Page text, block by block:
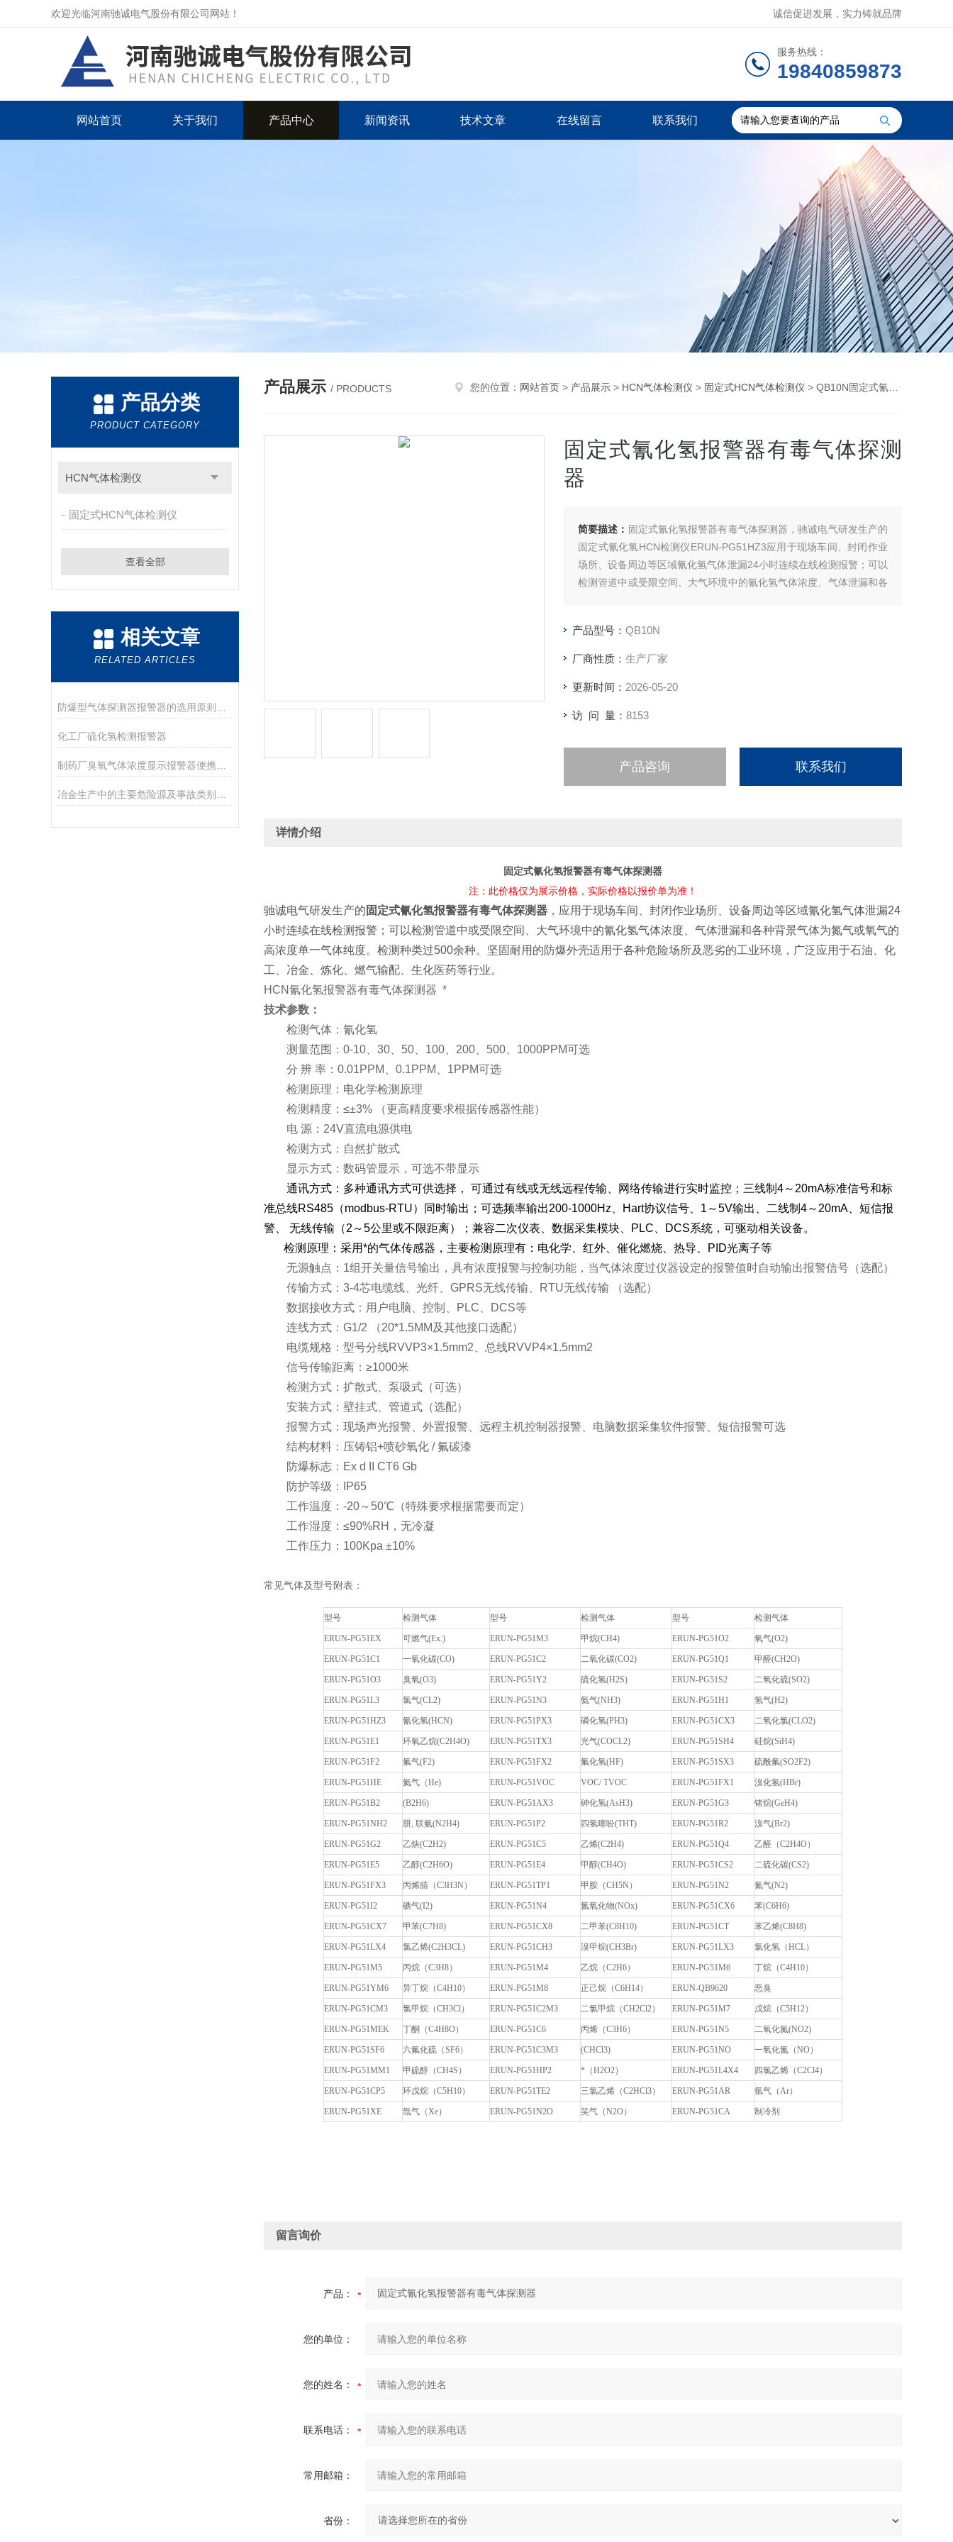
欢迎光临河南驰诚电气股份有限公司网站！ 诚信促进发展，实力铸就品牌
服务热线：
19840859873
网站首页 关于我们 产品中心 新闻资讯 技术文章 在线留言 联系我们
产品分类
PRODUCT CATEGORY
HCN气体检测仪
固定式HCN气体检测仪
查看全部
相关文章
RELATED ARTICLES
化工厂硫化氢检测报警器
制药厂臭氧气体浓度显示报警器便携式怎样使用更安全？
产品展示 / PRODUCTS 您的位置： 网站首页 > 产品展示 > HCN气体检测仪 > 固定式HCN气体检测仪 > QB10N固定式氰化氢报警器有毒气体探测器
固定式氰化氢报警器有毒气体探测
器
简要描述： 固定式氰化氢报警器有毒气体探测器，驰诚电气研发生产的
固定式氰化氢HCN检测仪ERUN-PG51HZ3应用于现场车间、封闭作业
场所、设备周边等区域氰化氢气体泄漏24小时连续在线检测报警；可以
检测管道中或受限空间、大气环境中的氰化氢气体浓度、气体泄漏和各
应用于石油、
产品型号： QB10N
厂商性质： 生产厂家
更新时间： 2026-05-20
访 问 量： 8153
产品咨询 联系我们
详情介绍
固定式氰化氢报警器有毒气体探测器
注：此价格仅为展示价格，实际价格以报价单为准！
驰诚电气研发生产的 固定式氰化氢报警器有毒气体探测器 ，应用于现场车间、封闭作业场所、设备周边等区域氰化氢气体泄漏24
小时连续在线检测报警；可以检测管道中或受限空间、大气环境中的氰化氢气体浓度、气体泄漏和各种背景气体为氮气或氧气的
高浓度单一气体纯度。检测种类过500余种。坚固耐用的防爆外壳适用于各种危险场所及恶劣的工业环境，广泛应用于石油、化
工、冶金、炼化、燃气输配、生化医药等行业。
HCN氰化氢报警器有毒气体探测器 *
技术参数：
检测气体：氰化氢
测量范围：0-10、30、50、100、200、500、1000PPM可选
分 辨 率：0.01PPM、0.1PPM、1PPM可选
检测原理：电化学检测原理
检测精度：≤±3% （更高精度要求根据传感器性能）
电 源：24V直流电源供电
检测方式：自然扩散式
显示方式：数码管显示，可选不带显示
通讯方式：多种通讯方式可供选择， 可通过有线或无线远程传输、网络传输进行实时监控；三线制4～20mA标准信号和标
准总线RS485（modbus-RTU）同时输出；可选频率输出200-1000Hz、Hart协议信号、1～5V输出、二线制4～20mA、短信报
警、 无线传输（2～5公里或不限距离）；兼容二次仪表、数据采集模块、PLC、DCS系统，可驱动相关设备。
检测原理： 采用*的气体传感器，主要检测原理有：电化学、红外、催化燃烧、热导、PID光离子等
无源触点：1组开关量信号输出，具有浓度报警与控制功能，当气体浓度过仪器设定的报警值时自动输出报警信号（选配）
传输方式：3-4芯电缆线、光纤、GPRS无线传输、RTU无线传输 （选配）
数据接收方式：用户电脑、控制、PLC、DCS等
连线方式：G1/2 （20*1.5MM及其他接口选配）
电缆规格：型号分线RVVP3×1.5mm2、总线RVVP4×1.5mm2
信号传输距离：≥1000米
检测方式：扩散式、泵吸式（可选）
安装方式：壁挂式、管道式（选配）
报警方式：现场声光报警、外置报警、远程主机控制器报警、电脑数据采集软件报警、短信报警可选
结构材料：压铸铝+喷砂氧化 / 氟碳漆
防爆标志：Ex d II CT6 Gb
防护等级：IP65
工作温度：-20～50℃（特殊要求根据需要而定）
工作湿度：≤90%RH，无冷凝
工作压力：100Kpa ±10%
常见气体及型号附表：
型号 检测气体 型号 检测气体 型号 检测气体
ERUN-PG51EX 可燃气(Ex.) ERUN-PG51M3 甲烷(CH4) ERUN-PG51O2 氧气(O2)
ERUN-PG51C1 一氧化碳(CO) ERUN-PG51C2 二氧化碳(CO2) ERUN-PG51Q1 甲醛(CH2O)
ERUN-PG51O3 臭氧(O3) ERUN-PG51Y2 硫化氢(H2S) ERUN-PG51S2 二氧化硫(SO2)
ERUN-PG51L3 氯气(CL2) ERUN-PG51N3 氨气(NH3) ERUN-PG51H1 氢气(H2)
ERUN-PG51HZ3 氰化氢(HCN) ERUN-PG51PX3 磷化氢(PH3) ERUN-PG51CX3 二氧化氯(CLO2)
ERUN-PG51E1 环氧乙烷(C2H4O) ERUN-PG51TX3 光气(COCL2) ERUN-PG51SH4 硅烷(SiH4)
ERUN-PG51F2 氟气(F2) ERUN-PG51FX2 氟化氢(HF) ERUN-PG51SX3 硫酰氟(SO2F2)
ERUN-PG51HE 氦气（He) ERUN-PG51VOC VOC/ TVOC ERUN-PG51FX1 溴化氢(HBr)
ERUN-PG51B2 (B2H6) ERUN-PG51AX3 砷化氢(AsH3) ERUN-PG51G3 锗烷(GeH4)
ERUN-PG51NH2 肼, 联氨(N2H4) ERUN-PG51P2 四氢噻吩(THT) ERUN-PG51R2 溴气(Br2)
ERUN-PG51G2 乙炔(C2H2) ERUN-PG51C5 乙烯(C2H4) ERUN-PG51Q4 乙醛（C2H4O）
ERUN-PG51E5 乙醇(C2H6O) ERUN-PG51E4 甲醇(CH4O) ERUN-PG51CS2 二硫化碳(CS2)
ERUN-PG51FX3 丙烯腈（C3H3N） ERUN-PG51TP1 甲胺（CH5N） ERUN-PG51N2 氮气(N2)
ERUN-PG51I2 碘气(I2) ERUN-PG51N4 氮氧化物(NOx) ERUN-PG51CX6 苯(C6H6)
ERUN-PG51CX7 甲苯(C7H8) ERUN-PG51CX8 二甲苯(C8H10) ERUN-PG51CT 苯乙烯(C8H8)
ERUN-PG51LX4 氯乙烯(C2H3CL) ERUN-PG51CH3 溴甲烷(CH3Br) ERUN-PG51LX3 氯化氢（HCL）
ERUN-PG51M5 丙烷（C3H8） ERUN-PG51M4 乙烷（C2H6） ERUN-PG51M6 丁烷（C4H10）
ERUN-PG51YM6 异丁烷（C4H10） ERUN-PG51M8 正己烷（C6H14） ERUN-QB9620 恶臭
ERUN-PG51CM3 氯甲烷（CH3Cl） ERUN-PG51C2M3 二氯甲烷（CH2Cl2） ERUN-PG51M7 戊烷（C5H12）
ERUN-PG51MEK 丁酮（C4H8O） ERUN-PG51C6 丙烯（C3H6） ERUN-PG51N5 二氧化氮(NO2)
ERUN-PG51SF6 六氟化硫（SF6） ERUN-PG51C3M3 (CHCl3) ERUN-PG51NO 一氧化氮（NO）
ERUN-PG51MM1 甲硫醇（CH4S） ERUN-PG51HP2 *（H2O2） ERUN-PG51L4X4 四氯乙烯（C2Cl4）
ERUN-PG51CP5 环戊烷（C5H10） ERUN-PG51TE2 三氯乙烯（C2HCl3） ERUN-PG51AR 氩气（Ar）
ERUN-PG51XE 氙气（Xe） ERUN-PG51N2O 笑气（N2O） ERUN-PG51CA 制冷剂
留言询价
产品：
您的单位：
您的姓名：
联系电话：
常用邮箱：
省份：